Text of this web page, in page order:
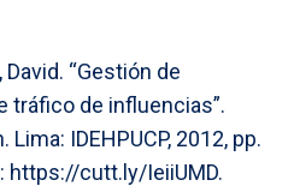
David. “Gestión de
tráfico de influencias”.
IDEHPUCP, 2012, pp.
https://cutt.ly/IeiiUMD.